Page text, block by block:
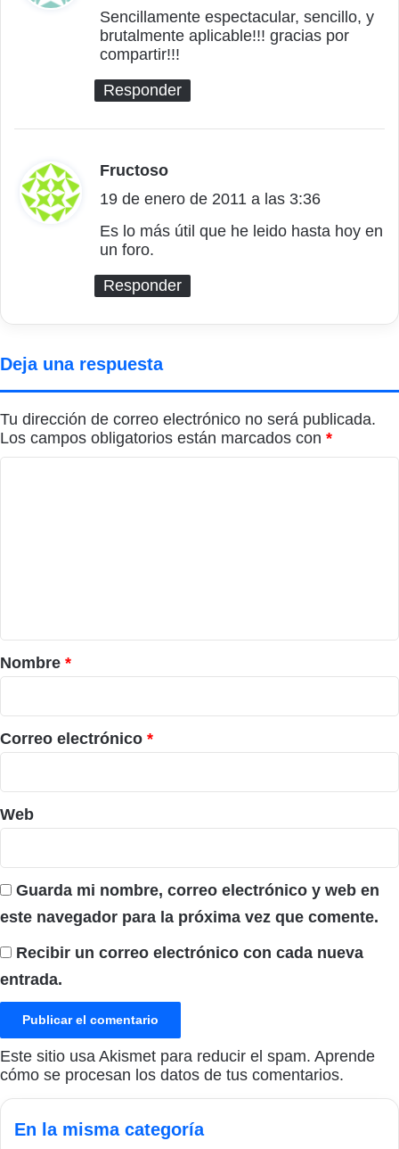
c
e
Sencillamente espectacular, sencillo, y
brutalmente aplicable!!! gracias por
compartir!!!
Responder
Fructoso
i
c
:
19 de enero de 2011 a las 3:36
Es lo más útil que he leido hasta hoy en
un foro.
Responder
Deja una respuesta
Tu dirección de correo electrónico no será publicada.
Los campos obligatorios están marcados con *
r
i
o
*
Nombre *
Correo electrónico *
Web
Guarda mi nombre, correo electrónico y web en
este navegador para la próxima vez que comente.
Recibir un correo electrónico con cada nueva
entrada.
Este sitio usa Akismet para reducir el spam. Aprende
cómo se procesan los datos de tus comentarios.
En la misma categoría